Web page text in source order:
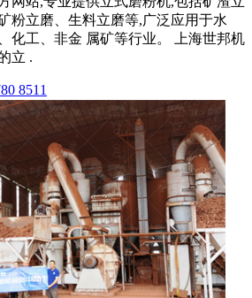
粉立磨、生料立磨等,广泛应用于水
化工、非金 属矿等行业。 上海世邦机
立 .
8511